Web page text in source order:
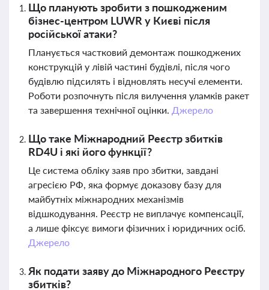
Що планують зробити з пошкодженим
бізнес-центром LUWR у Києві після
російської атаки?
Планується частковий демонтаж пошкоджених
конструкцій у лівій частині будівлі, після чого
будівлю підсилять і відновлять несучі елементи.
Роботи розпочнуть після вилучення уламків ракет
та завершення технічної оцінки. Джерело
Що таке Міжнародний Реєстр збитків
RD4U і які його функції?
Це система обліку заяв про збитки, завдані
агресією РФ, яка формує доказову базу для
майбутніх міжнародних механізмів
відшкодування. Реєстр не виплачує компенсації,
а лише фіксує вимоги фізичних і юридичних осіб.
Джерело
Як подати заяву до Міжнародного Реєстру
збитків?